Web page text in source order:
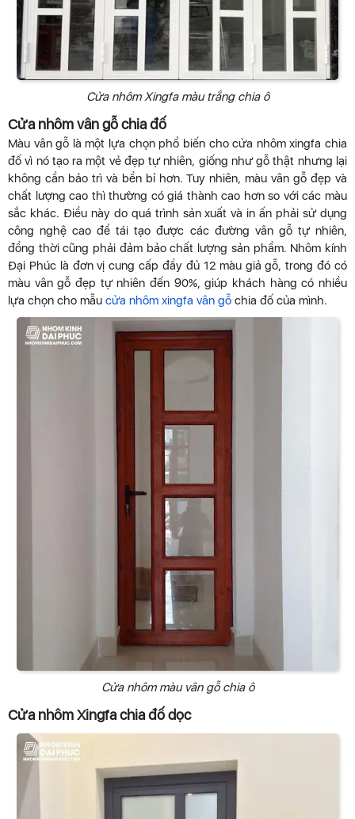
Cửa nhôm Xingfa màu trắng chia ô
Cửa nhôm vân gỗ chia đố
Màu vân gỗ là một lựa chọn phổ biến cho cửa nhôm xingfa chia
đố vì nó tạo ra một vẻ đẹp tự nhiên, giống như gỗ thật nhưng lại
không cần bảo trì và bền bỉ hơn. Tuy nhiên, màu vân gỗ đẹp và
chất lượng cao thì thường có giá thành cao hơn so với các màu
sắc khác. Điều này do quá trình sản xuất và in ấn phải sử dụng
công nghệ cao để tái tạo được các đường vân gỗ tự nhiên,
đồng thời cũng phải đảm bảo chất lượng sản phẩm. Nhôm kính
Đại Phúc là đơn vị cung cấp đầy đủ 12 màu giả gỗ, trong đó có
màu vân gỗ đẹp tự nhiên đến 90%, giúp khách hàng có nhiều
lựa chọn cho mẫu cửa nhôm xingfa vân gỗ chia đố của mình.
Cửa nhôm màu vân gỗ chia ô
Cửa nhôm Xingfa chia đố dọc